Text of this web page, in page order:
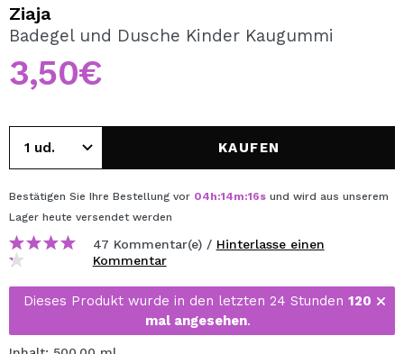
REGISTRIEREN
Durch die Erstellung eines Kontos bei Maquillalia.de
können Sie Ihre Einkäufe schnell tätigen, den Status Ihrer
Ziaja
Badegel und Dusche Kinder Kaugummi
3,50€
KAUFEN
Bestätigen Sie Ihre Bestellung vor 04h:14m:15s und wird aus unserem
Lager heute versendet werden
47 Kommentar(e) / Hinterlasse einen
Kommentar
Dieses Produkt wurde in den letzten 24 Stunden 120
mal angesehen.